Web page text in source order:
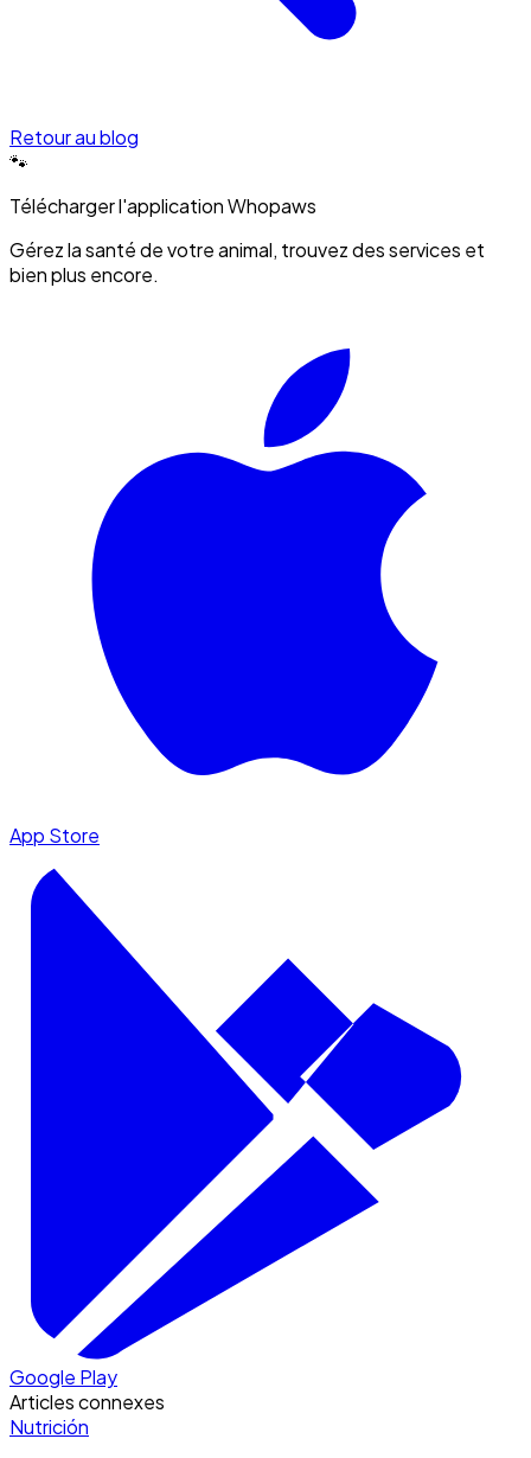
Retour au blog
🐾
Télécharger l'application Whopaws
Gérez la santé de votre animal, trouvez des services et
bien plus encore.
App Store
Google Play
Articles connexes
Nutrición